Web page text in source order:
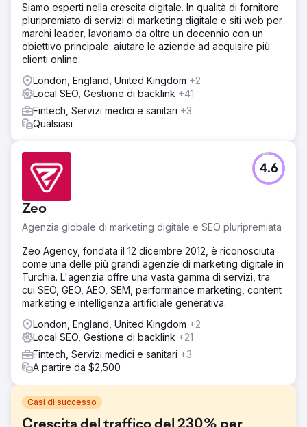
Siamo esperti nella crescita digitale. In qualità di fornitore
pluripremiato di servizi di marketing digitale e siti web per
marchi leader, lavoriamo da oltre un decennio con un
obiettivo principale: aiutare le aziende ad acquisire più
clienti online.
London, England, United Kingdom +2
Local SEO, Gestione di backlink +41
Fintech, Servizi medici e sanitari +3
Qualsiasi
Zeo
Agenzia globale di marketing digitale e SEO pluripremiata
4.6
Zeo Agency, fondata il 12 dicembre 2012, è riconosciuta
come una delle più grandi agenzie di marketing digitale in
Turchia. L'agenzia offre una vasta gamma di servizi, tra
cui SEO, GEO, AEO, SEM, performance marketing, content
marketing e intelligenza artificiale generativa.
London, England, United Kingdom +2
Local SEO, Gestione di backlink +21
Fintech, Servizi medici e sanitari +3
A partire da $2,500
Casi di successo